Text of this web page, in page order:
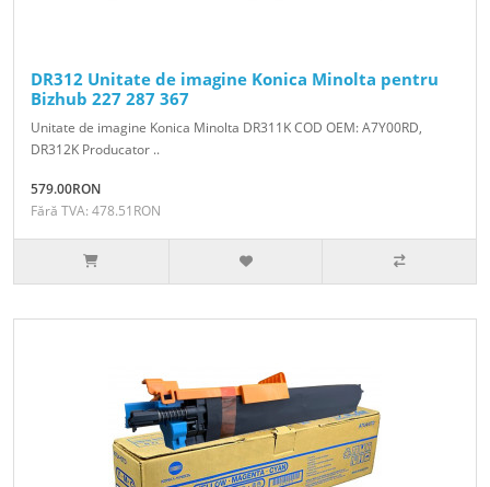
DR312 Unitate de imagine Konica Minolta pentru
Bizhub 227 287 367
Unitate de imagine Konica Minolta DR311K COD OEM: A7Y00RD,
DR312K Producator ..
579.00RON
Fără TVA: 478.51RON